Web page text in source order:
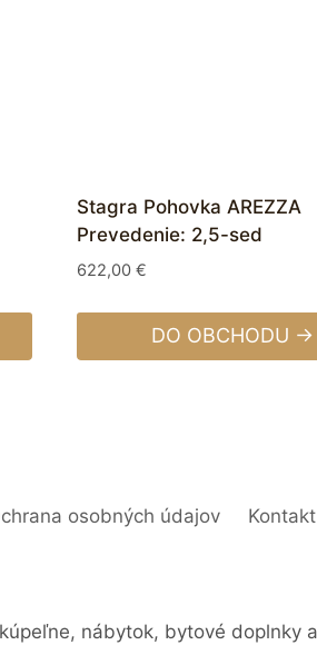
Stagra Pohovka AREZZA
Prevedenie: 2,5-sed
622,00 €
DO OBCHODU →
osobných údajov Kontakt
nábytok, bytové doplnky